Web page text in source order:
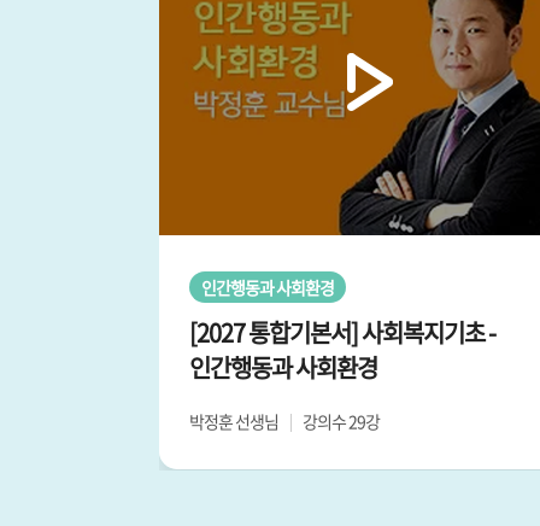
인간행동과 사회환경
[2027 통합기본서] 사회복지기초 -
인간행동과 사회환경
박정훈 선생님 강의수 29강